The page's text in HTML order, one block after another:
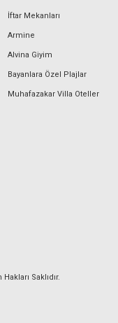
İftar Mekanları
Armine
Alvina Giyim
Bayanlara Özel Plajlar
Muhafazakar Villa Oteller
Saklıdır.